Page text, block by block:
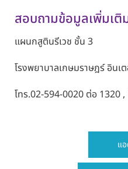
สอบถามข้อมูลเพิ่มเ
แผนกสูตินรีเวช ชั้น 3
โรงพยาบาลเกษมราษฎร์ อินเ
โทร.02-594-0020 ต่อ 1320 ,
แ